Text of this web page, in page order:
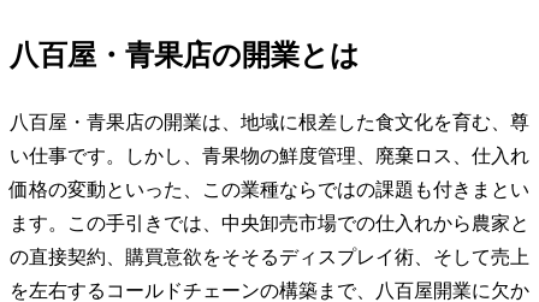
八百屋・青果店の開業とは
八百屋・青果店の開業は、地域に根差した食文化を育む、尊
い仕事です。しかし、青果物の鮮度管理、廃棄ロス、仕入れ
価格の変動といった、この業種ならではの課題も付きまとい
ます。この手引きでは、中央卸売市場での仕入れから農家と
の直接契約、購買意欲をそそるディスプレイ術、そして売上
を左右するコールドチェーンの構築まで、八百屋開業に欠か